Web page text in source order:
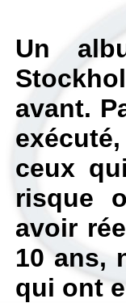
Un
avant.
ceux
risque
avoir
10 ans,
qui ont